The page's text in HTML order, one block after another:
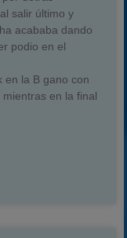
salir último y
acababa dando
podio en el
en la B gano con
en la final